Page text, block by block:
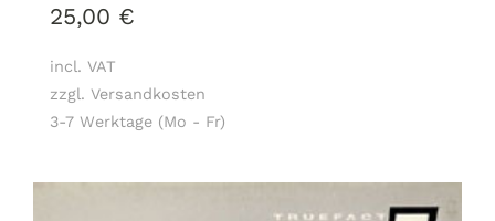
25,00 €
incl. VAT
zzgl. Versandkosten
3-7 Werktage (Mo - Fr)